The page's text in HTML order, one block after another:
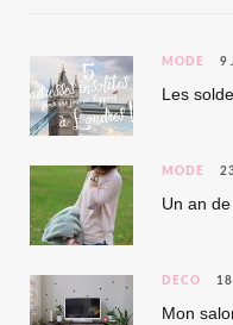
MODE 9
Les
MODE
Un an
DÉCO
Mon